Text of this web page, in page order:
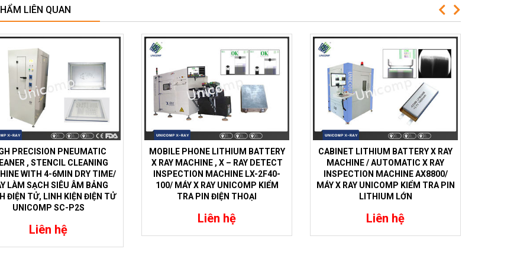
LIÊN QUAN
PRECISION PNEUMATIC
, STENCIL CLEANING
WITH 4-6MIN DRY TIME/
LÀM SẠCH SIÊU ÂM BẢNG
ĐIỆN TỬ, LINH KIỆN ĐIỆN TỬ
UNICOMP SC-P2S
Liên hệ
MOBILE PHONE LITHIUM BATTERY
X RAY MACHINE , X – RAY DETECT
INSPECTION MACHINE LX-2F40-
100/ MÁY X RAY UNICOMP KIỂM
TRA PIN ĐIỆN THOẠI
Liên hệ
CABINET LITHIUM BATTERY X RAY
MACHINE / AUTOMATIC X RAY
INSPECTION MACHINE AX8800/
MÁY X RAY UNICOMP KIỂM TRA PIN
LITHIUM LỚN
Liên hệ